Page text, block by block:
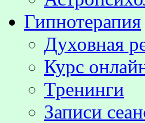
Гипнотерапия
Духовная
Курс
Тренинги
Записи